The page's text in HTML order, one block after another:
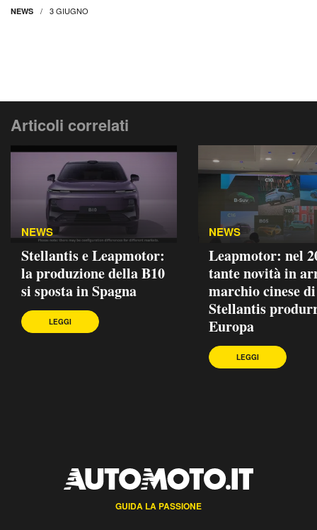
NEWS 3 GIUGNO
Articoli correlati
NEWS
Stellantis e Leapmotor:
la produzione della B10
si sposta in Spagna
LEGGI
NEWS
Leapmotor: nel
tante novità in
marchio cinese di
Stellantis
Europa
LEGGI
GUIDA LA PASSIONE